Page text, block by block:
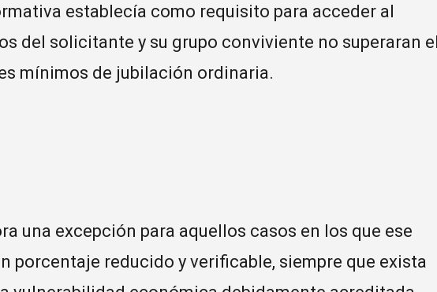
establecía como requisito para acceder al
del solicitante y su grupo conviviente no superaran el
mínimos de jubilación ordinaria.
una excepción para aquellos casos en los que ese
porcentaje reducido y verificable, siempre que exista